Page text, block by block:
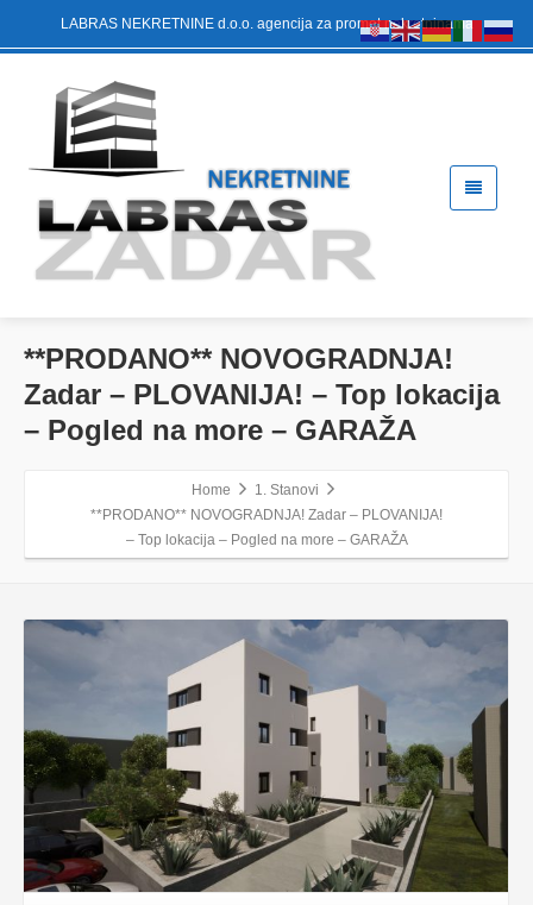
LABRAS NEKRETNINE d.o.o. agencija za promet nekretninama
**PRODANO** NOVOGRADNJA!
Zadar – PLOVANIJA! – Top lokacija
– Pogled na more – GARAŽA
Home
1. Stanovi
**PRODANO** NOVOGRADNJA! Zadar – PLOVANIJA!
– Top lokacija – Pogled na more – GARAŽA